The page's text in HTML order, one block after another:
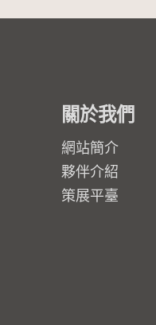
關於我們
網站簡介
夥伴介紹
策展平臺